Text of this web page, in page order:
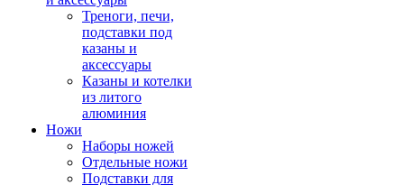
Треноги, печи,
подставки под
казаны и
аксессуары
Казаны и котелки
из литого
алюминия
Ножи
Наборы ножей
Отдельные ножи
Подставки для